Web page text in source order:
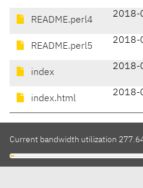
README.perl4
2018-
README.perl5
2018-
index
2018-
index.html
2018-
Current bandwidth utilization